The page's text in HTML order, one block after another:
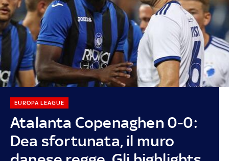
Atalanta Copenaghen 0-0:
Dea sfortunata, il muro
EUROPA LEAGUE